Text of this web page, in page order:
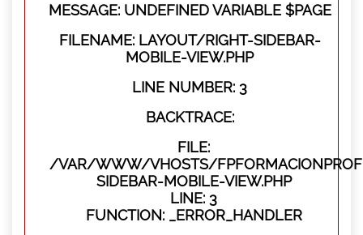
MESSAGE: UNDEFINED VARIABLE $PAGE
FILENAME: LAYOUT/RIGHT-SIDEBAR-
MOBILE-VIEW.PHP
LINE NUMBER: 3
BACKTRACE:
FILE:
/VAR/WWW/VHOSTS/
SIDEBAR-MOBILE-VIEW.PHP
LINE: 3
FUNCTION: _ERROR_HANDLER